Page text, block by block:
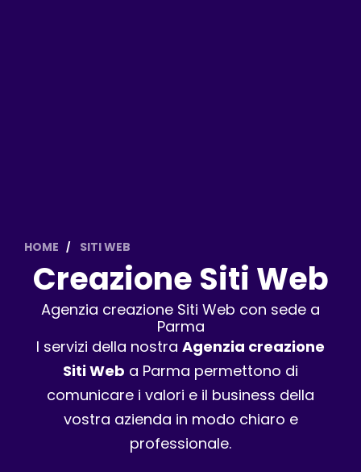
HOME SITI WEB
Creazione Siti Web
Agenzia creazione Siti Web con sede a
Parma
I servizi della nostra Agenzia creazione
Siti Web a Parma permettono di
comunicare i valori e il business della
vostra azienda in modo chiaro e
professionale.